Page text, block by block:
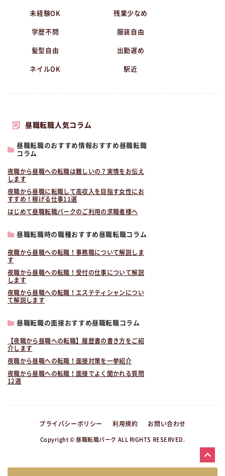
未経験OK 残業少なめ
学歴不問 服装自由
髪型自由 出勤遅め
ネイルOK 駅近
昼職転職人気コラム
昼職転職のおすすめ情報おすすめ昼職転職
コラム
夜職から昼職への転職は難しいの？実情をお伝え
します
夜職から昼職に転職して高収入を目指す女性にお
すすめ！稼げる仕事11選
はじめて昼職転職パークのご利用の求職者様へ
昼職転職時の職種おすすめ昼職転職コラム
夜職から昼職への転職！事務職について解説しま
す
夜職から昼職への転職！受付の仕事について解説
します
夜職から昼職への転職！エステティシャンについ
て解説します
昼職転職の面接おすすめ昼職転職コラム
【夜職から昼職への転職】履歴書の書き方をご紹
介します
夜職から昼職への転職！面接対策を一挙紹介
夜職から昼職への転職！面接でよく聞かれる質問
12選
プライバシーポリシー 利用規約 お問い合わせ
Copyright © 昼職転職パーク ALL RIGHTS RESERVED.